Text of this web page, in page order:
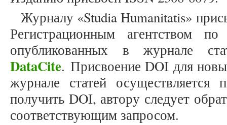
Журналу «Studia Humanitatis»
Регистрационным агентством
опубликованных в журнале
DataCite. Присвоение DOI для
журнале статей
получить DOI, автору следует
соответствующим запросом.